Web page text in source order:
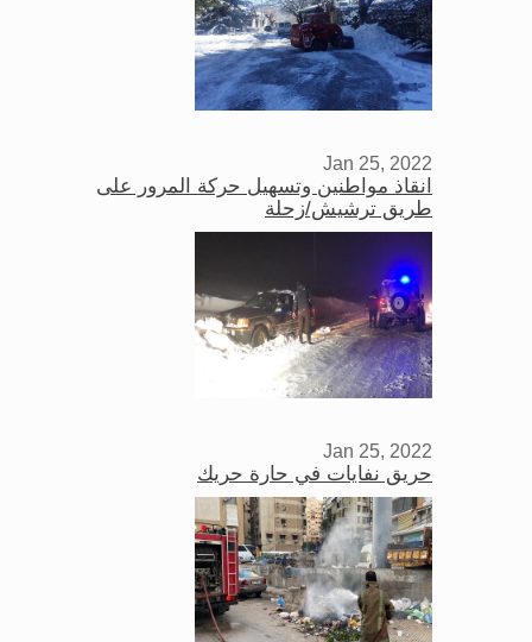
Jan 25, 2022
انقاذ مواطنين وتسهيل حركة المرور على
طريق ترشيش/زحلة
Jan 25, 2022
حريق نفايات في حارة حريك